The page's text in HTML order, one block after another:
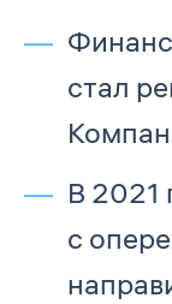
стал
В 2021
с